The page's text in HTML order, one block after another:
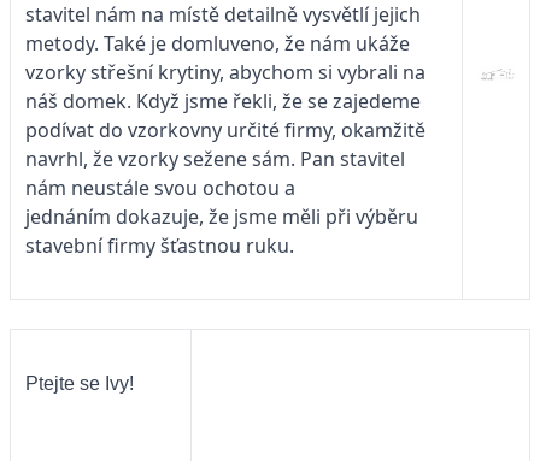
stavitel nám na místě detailně vysvětlí jejich
metody. Také je domluveno, že nám ukáže
vzorky střešní krytiny, abychom si vybrali na
náš domek. Když jsme řekli, že se zajedeme
podívat do vzorkovny určité firmy, okamžitě
navrhl, že vzorky sežene sám. Pan stavitel
nám neustále svou ochotou a
jednáním dokazuje, že jsme měli při výběru
stavební firmy šťastnou ruku.
Ptejte se Ivy!